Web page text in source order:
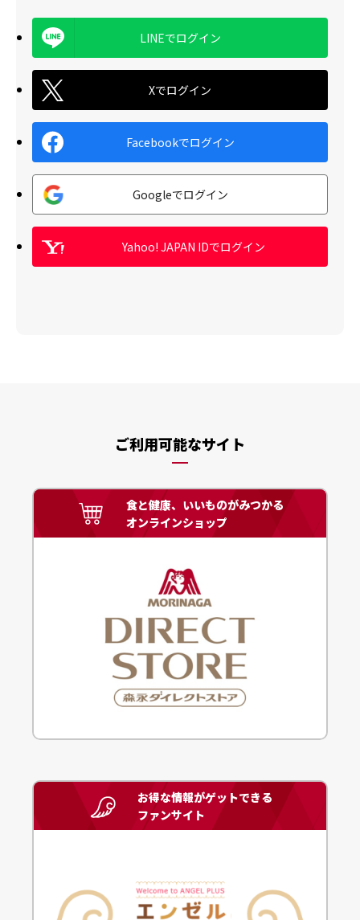
LINEでログイン
Xでログイン
Facebookでログイン
Googleでログイン
Yahoo! JAPAN IDでログイン
ご利用可能なサイト
食と健康、いいものがみつかる
オンラインショップ
お得な情報がゲットできる
ファンサイト